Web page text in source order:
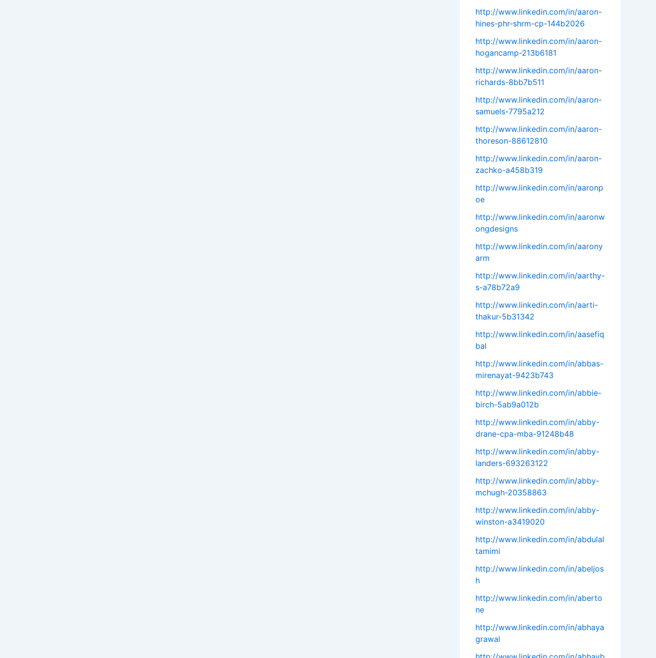
http://www.linkedin.com/in/aaron-
hines-phr-shrm-cp-144b2026
http://www.linkedin.com/in/aaron-
hogancamp-213b6181
http://www.linkedin.com/in/aaron-
richards-8bb7b511
http://www.linkedin.com/in/aaron-
samuels-7795a212
http://www.linkedin.com/in/aaron-
thoreson-88612810
http://www.linkedin.com/in/aaron-
zachko-a458b319
http://www.linkedin.com/in/aaronp
oe
http://www.linkedin.com/in/aaronw
ongdesigns
http://www.linkedin.com/in/aarony
arm
http://www.linkedin.com/in/aarthy-
s-a78b72a9
http://www.linkedin.com/in/aarti-
thakur-5b31342
http://www.linkedin.com/in/aasefiq
bal
http://www.linkedin.com/in/abbas-
mirenayat-9423b743
http://www.linkedin.com/in/abbie-
birch-5ab9a012b
http://www.linkedin.com/in/abby-
drane-cpa-mba-91248b48
http://www.linkedin.com/in/abby-
landers-693263122
http://www.linkedin.com/in/abby-
mchugh-20358863
http://www.linkedin.com/in/abby-
winston-a3419020
http://www.linkedin.com/in/abdulal
tamimi
http://www.linkedin.com/in/abeljos
h
http://www.linkedin.com/in/aberto
ne
http://www.linkedin.com/in/abhaya
grawal